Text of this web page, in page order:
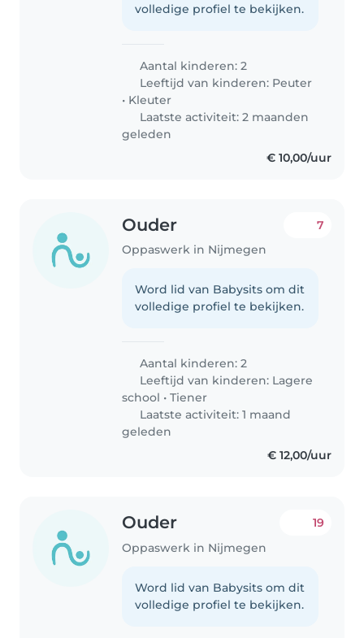
volledige profiel te bekijken.
Aantal kinderen: 2
Leeftijd van kinderen: Peuter
• Kleuter
Laatste activiteit: 2 maanden
geleden
€ 10,00/uur
Ouder
Oppaswerk in Nijmegen
7
Word lid van Babysits om dit
volledige profiel te bekijken.
Aantal kinderen: 2
Leeftijd van kinderen: Lagere
school •Tiener
Laatste activiteit: 1 maand
geleden
€ 12,00/uur
Ouder
Oppaswerk in Nijmegen
19
Word lid van Babysits om dit
volledige profiel te bekijken.